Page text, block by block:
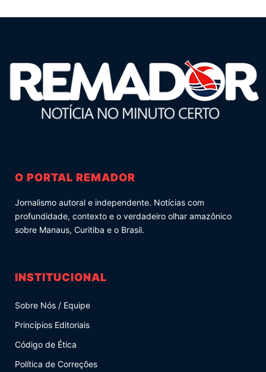
O PORTAL REMADOR
Jornalismo autoral e independente. Notícias com
profundidade, contexto e o verdadeiro olhar amazônico
sobre Manaus, Curitiba e o Brasil.
INSTITUCIONAL
Sobre Nós / Equipe
Princípios Editoriais
Código de Ética
Política de Correções